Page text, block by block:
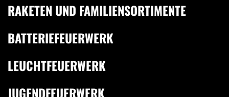
RAKETEN UND FAMILIENSORTIMENTE
BATTERIEFEUERWERK
LEUCHTFEUERWERK
JUGENDFEUERWERK